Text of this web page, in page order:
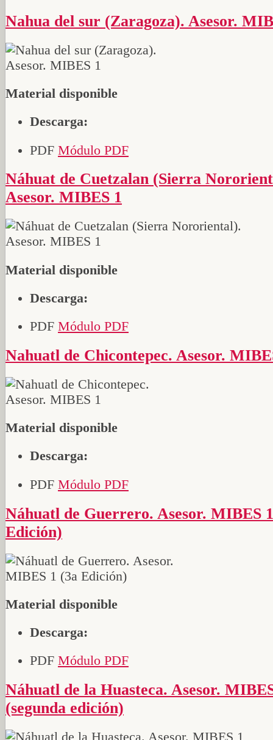
Nahua del sur (Zaragoza). Asesor.
Material disponible
Descarga:
PDF Módulo PDF
Náhuat de Cuetzalan (Sierra Nororiental).
Asesor. MIBES 1
Material disponible
Descarga:
PDF Módulo PDF
Nahuatl de Chicontepec. Asesor.
Material disponible
Descarga:
PDF Módulo PDF
Náhuatl de Guerrero. Asesor. MIBES 1 (3a
Edición)
Material disponible
Descarga:
PDF Módulo PDF
Náhuatl de la Huasteca. Asesor. MIBES 1
(segunda edición)